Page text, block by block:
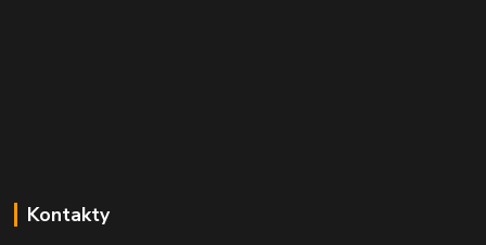
Kontakty